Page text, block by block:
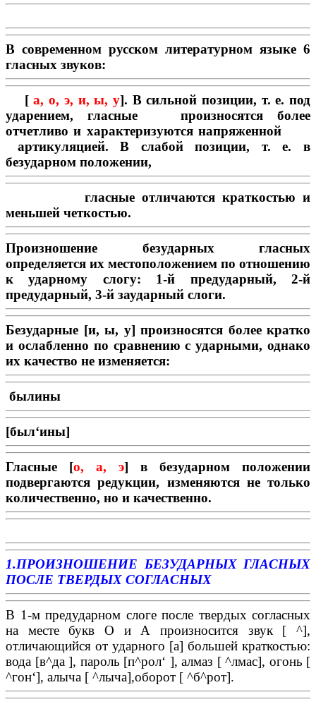
В современном русском литературном языке 6
гласных звуков:
[а, о, э, и, ы, у]. В сильной позиции, т. е. под
ударением, гласные произносятся более
отчетливо и характеризуются напряженной
артикуляцией. В слабой позиции, т. е. в
безударном положении,
гласные отличаются краткостью и
меньшей четкостью.
Произношение безударных гласных
определяется их местоположением по отношению
к ударному слогу: 1-й предударный, 2-й
предударный, 3-й заударный слоги.
Безударные [и, ы, у] произносятся более кратко
и ослабленно по сравнению с ударными, однако
их качество не изменяется:
былины
[был‘ины]
Гласные [о, а, э] в безударном положении
подвергаются редукции, изменяются не только
количественно, но и качественно.
1.ПРОИЗНОШЕНИЕ БЕЗУДАРНЫХ ГЛАСНЫХ
ПОСЛЕ ТВЕРДЫХ СОГЛАСНЫХ
В 1-м предударном слоге после твердых согласных
на месте букв О и А произносится звук [ ^],
отличающийся от ударного [а] большей краткостью:
вода [в^да ], пароль [п^рол‘ ], алмаз [ ^лмас], огонь [
^гон‘], алыча [ ^лыча],оборот [ ^б^рот].